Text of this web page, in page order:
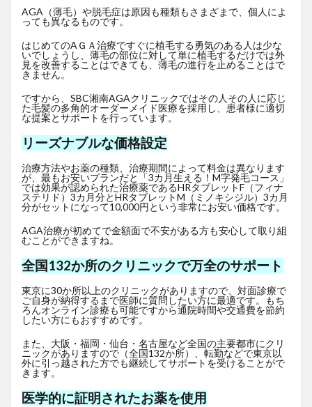
AGA（薄毛）や脱毛症は原因も種類もさまざまで、個人によ
っても異なるものです。
はじめてのAＧＡ治療ですぐに植毛する勇気のある人は少な
いでしょうし、薄毛の部位に対して単に植毛するだけでは外
見を改善することはできても、薄毛の進行を止めることはで
きません。
ですから、SBC湘南AGAクリニックではその人その人に応じ
た毛髪の多角的オーダーメイド医療を採用し、患者様に適切
な提案とサポートを行っています。
リーズナブルな価格設定
治療方法やお薬の種類、治療期間によって料金は異なります
が、最もお安いプランだと「3カ月生える！M字発毛コース」
では効果が認められた治療薬であるHRタブレットF （フィナ
ステリド）3カ月分とHRタブレットM（ミノキシジル）3カ月
分がセットになって10,000円という非常にお安い価格です。
AGA治療が初めてで金額面で不安がある方も安心して取り組
むことができますね。
全国132か所のクリニックで万全のサポート
東京に30か所以上のクリニックがありますので、対面診療で
ご自身が納得するまで医師に質問したい方に最適です。もち
ろんオンライン診療も可能ですから通院時間や交通費を節約
したい方にもおすすめです。
また、大阪・福岡・仙台・名古屋など全国の主要都市にクリ
ニックがありますので（全国132か所）、転勤などで東京以
外に引っ越された方でも継続してサポートを受けることがで
きます。
医学的に証明されたお薬を使用